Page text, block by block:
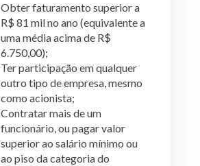
Obter faturamento superior a
R$ 81 mil no ano (equivalente a
uma média acima de R$
6.750,00);
Ter participação em qualquer
outro tipo de empresa, mesmo
como acionista;
Contratar mais de um
funcionário, ou pagar valor
superior ao salário mínimo ou
ao piso da categoria do